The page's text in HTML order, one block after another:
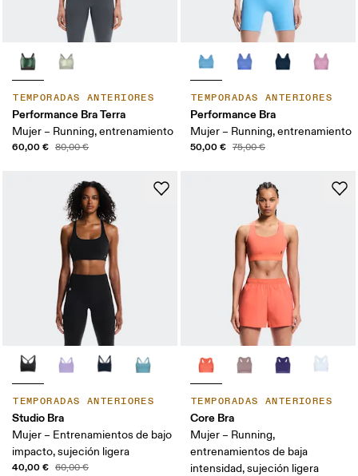
TEMPORADAS ANTERIORES
Performance Bra Terra
Mujer – Running, entrenamiento
60,00 € 80,00 €
TEMPORADAS ANTERIORES
Performance Bra
Mujer – Running, entrenamiento
50,00 € 75,00 €
TEMPORADAS ANTERIORES
Studio Bra
Mujer – Entrenamientos de bajo
impacto, sujeción ligera
40,00 € 60,00 €
TEMPORADAS ANTERIORES
Core Bra
Mujer – Running,
entrenamientos de baja
intensidad, sujeción ligera